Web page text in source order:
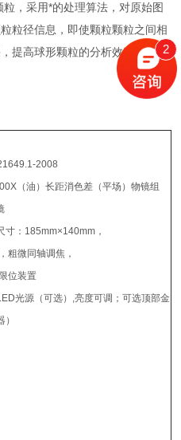
，采用*的处理算法，对原始图
粒径信息，即使颗粒颗粒之间相
提高球形颗粒的分析效率。
2008
（油）长距消色差（平场）物镜组
寸：185mm×140mm，
粗微同轴调焦，
位装置
光源（可选）,亮度可调；可选顶部金
2